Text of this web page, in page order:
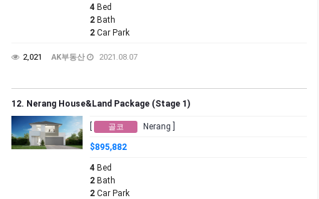
4 Bed
2 Bath
2 Car Park
2,021 AK부동산 2021.08.07
12. Nerang House&Land Package (Stage 1)
골코 Nerang ]
$895,882
4 Bed
2 Bath
2 Car Park